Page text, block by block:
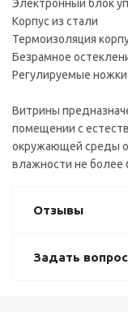
Электронный блок
Корпус из стали
Термоизоляция
Безрамное
Регулируемые
Витрины
помещении с
окружающей среды
влажности не более
Отзывы
Задать вопрос